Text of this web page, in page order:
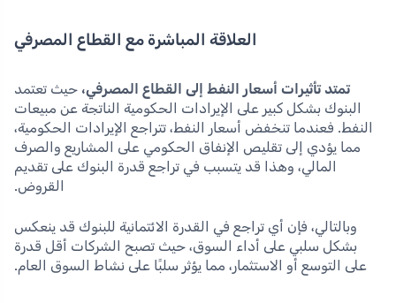
العلاقة المباشرة مع القطاع المصرفي
تمتد تأثيرات أسعار النفط إلى القطاع المصرفي، حيث تعتمد
البنوك بشكل كبير على الإيرادات الحكومية الناتجة عن مبيعات
النفط. فعندما تنخفض أسعار النفط، تتراجع الإيرادات الحكومية،
مما يؤدي إلى تقليص الإنفاق الحكومي على المشاريع والصرف
المالي، وهذا قد يتسبب في تراجع قدرة البنوك على تقديم
القروض.
وبالتالي، فإن أي تراجع في القدرة الائتمانية للبنوك قد ينعكس
بشكل سلبي على أداء السوق، حيث تصبح الشركات أقل قدرة
على التوسع أو الاستثمار، مما يؤثر سلبًا على نشاط السوق العام.